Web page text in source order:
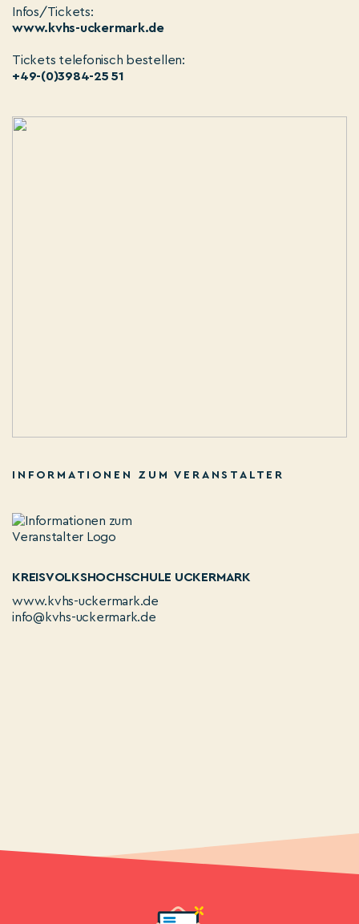
Infos/Tickets:
www.kvhs-uckermark.de
Tickets telefonisch bestellen:
+49-(0)3984-25 51
INFORMATIONEN ZUM VERANSTALTER
KREISVOLKSHOCHSCHULE UCKERMARK
www.kvhs-uckermark.de
info@kvhs-uckermark.de